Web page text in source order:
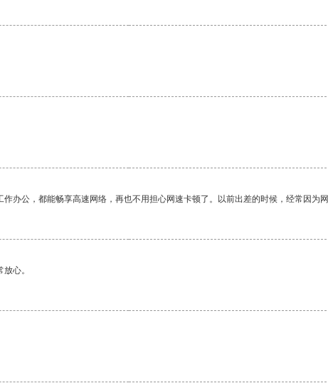
办公，都能畅享高速网络，再也不用担心网速卡顿了。以前出差的时候，经常因为
心。